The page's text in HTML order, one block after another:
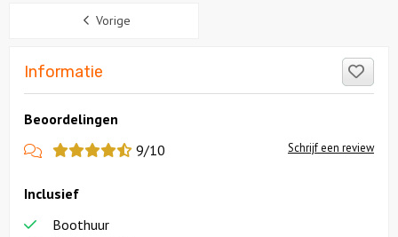
Vorige
Informatie
Beoordelingen
View
reviews
9/10 Schrijf een review
Inclusief
Boothuur